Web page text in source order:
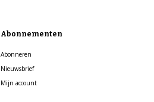
Abonnementen
Abonneren
Nieuwsbrief
Mijn account